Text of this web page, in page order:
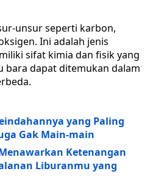
unsur seperti karbon,
Ini adalah jenis
sifat kimia dan fisik yang
bara dapat ditemukan dalam
yang Paling
Gak Main-main
Ketenangan
Liburanmu yang